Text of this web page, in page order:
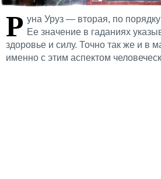
Р уна Уруз — вторая, по
Ее значение в гаданиях
здоровье и силу. Точно так же и в
именно с этим аспектом